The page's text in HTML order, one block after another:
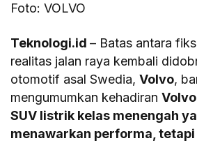
Foto: VOLVO
Teknologi.id– Batas antara
realitas jalan raya kembali
otomotif asal Swedia,Volvo,
mengumumkan kehadiran
SUV listrik kelas menengah
menawarkan performa, tetapi